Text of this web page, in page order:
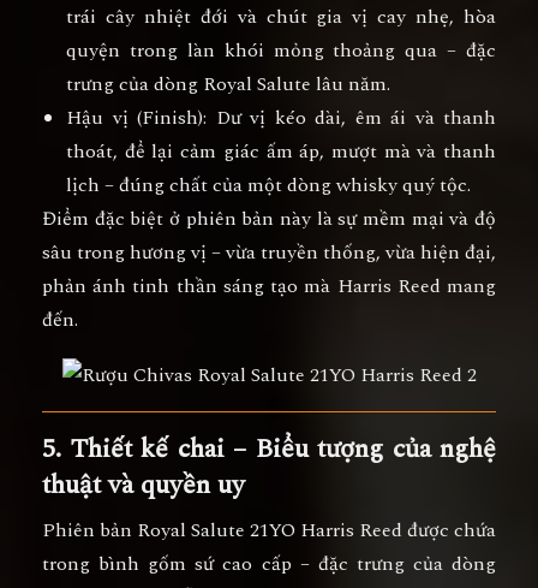
trái cây nhiệt đới và chút gia vị cay nhẹ, hòa
quyện trong làn khói mỏng thoảng qua – đặc
trưng của dòng Royal Salute lâu năm.
Hậu vị (Finish): Dư vị kéo dài, êm ái và thanh
thoát, để lại cảm giác ấm áp, mượt mà và thanh
lịch – đúng chất của một dòng whisky quý tộc.
Điểm đặc biệt ở phiên bản này làsự mềm mại và độ
sâu trong hương vị – vừa truyền thống, vừa hiện đại,
phản ánh tinh thần sáng tạo mà Harris Reed mang
đến.
5. Thiết kế chai – Biểu tượng của nghệ
thuật và quyền uy
Phiên bản Royal Salute 21YO Harris Reed được chứa
trong bình gốm sứ cao cấp – đặc trưng của dòng